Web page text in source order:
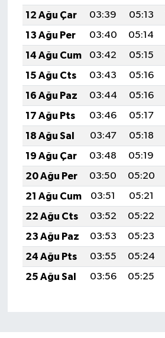
12 Ağu Çar 03:39 05:13
13 Ağu Per
03:40 05:14
14 Ağu Cum
03:42 05:15
15 Ağu Cts
03:43 05:16
16 Ağu Paz
03:44 05:16
17 Ağu Pts
03:46 05:17
18 Ağu Sal
03:47 05:18
19 Ağu Çar
03:48 05:19
20 Ağu Per
03:50 05:20
21 Ağu Cum
03:51 05:21
22 Ağu Cts
03:52 05:22
23 Ağu Paz
03:53 05:23
24 Ağu Pts
03:55 05:24
25 Ağu Sal
03:56 05:25